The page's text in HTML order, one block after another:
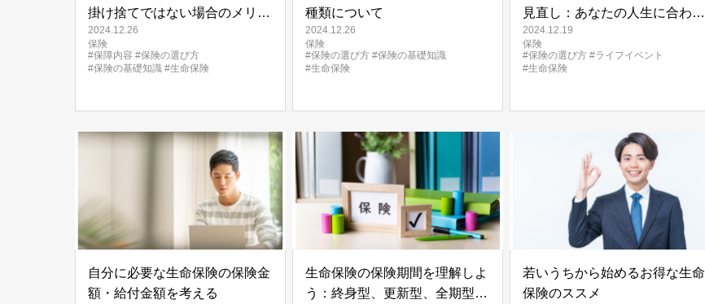
掛け捨てではない場合のメリッ
ト、デメリット
2024.12.26
保険
#保障内容 #保険の選び方
#保険の基礎知識 #生命保険
種類について
2024.12.26
保険
#保険の選び方 #保険の基礎知識
#生命保険
見直し：あなたの人生に合わせ
た最適な保険プランを見つける
方法
2024.12.19
保険
#保険の選び方 #ライフイベント
#生命保険
自分に必要な生命保険の保険金
額・給付金額を考える
生命保険の保険期間を理解しよ
う：終身型、更新型、全期型
若いうちから始めるお得な生命
保険のススメ